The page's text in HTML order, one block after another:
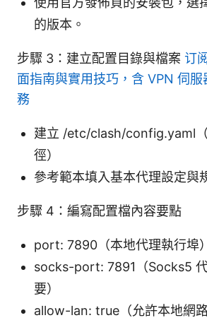
的版本。
步驟 3：建立配置目錄與檔案 订
面指南與實用技巧，含 VPN 伺
務
建立 /etc/clash/config.yaml
徑）
參考範本填入基本代理設定與
步驟 4：編寫配置檔內容要點
port: 7890（本地代理執行埠）
socks-port: 7891（Socks5
要）
allow-lan: true（允許本地網路